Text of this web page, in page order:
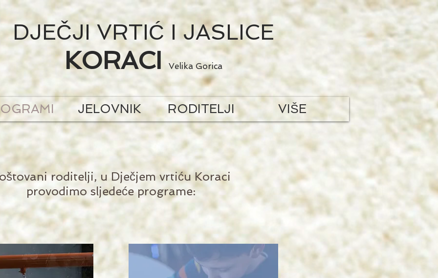
DJEČJI VRTIĆ I JASLICE
KORACIVelika Gorica
roditelji, u Dječjem vrtiću Koraci
provodimo sljedeće programe:
JELOVNIK RODITELJI VIŠE